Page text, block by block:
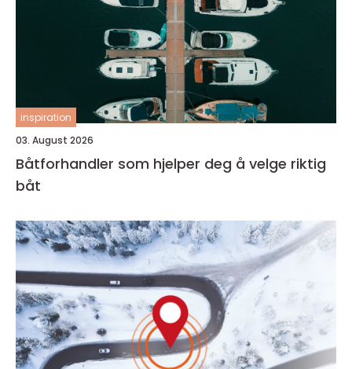
inspiration
03. August 2026
Båtforhandler som hjelper deg å velge riktig
båt